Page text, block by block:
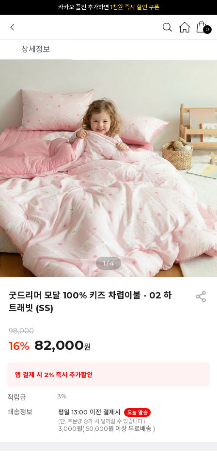
[공식몰 단독] 앱 다운받고2% 결제 할인 받기
0
상세정보
1/4
굿드리머 모달 100% 키즈 차렵이불 - 02 하
트래빗 (SS)
98,000
16% 82,000원
앱 결제 시 2% 즉시 추가할인
적립금 3%
배송정보 평일 13:00 이전 결제시
오늘 발송
(단, 주문량 증가 시 달라질 수 있습니다.)
3,000원( 50,000원 이상 무료배송 )